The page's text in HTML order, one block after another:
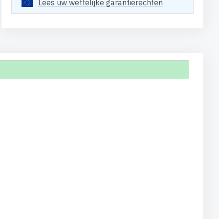
Lees uw wettelijke garantierechten